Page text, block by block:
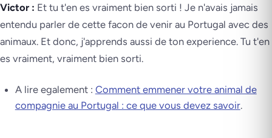
Victor : Et tu t'en es vraiment bien sorti ! Je n'avais jamais
entendu parler de cette facon de venir au Portugal avec des
animaux. Et donc, j'apprends aussi de ton experience. Tu t'en
es vraiment, vraiment bien sorti.
A lire egalement : Comment emmener votre animal de
compagnie au Portugal : ce que vous devez savoir.